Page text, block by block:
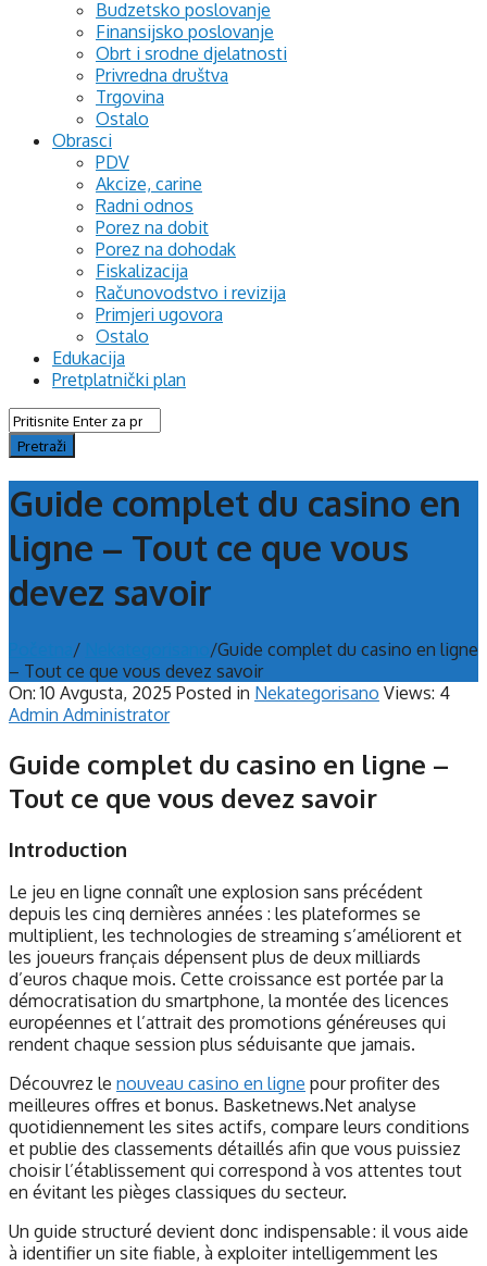
Budzetsko poslovanje
Finansijsko poslovanje
Obrt i srodne djelatnosti
Privredna društva
Trgovina
Ostalo
Obrasci
PDV
Akcize, carine
Radni odnos
Porez na dobit
Porez na dohodak
Fiskalizacija
Računovodstvo i revizija
Primjeri ugovora
Ostalo
Edukacija
Pretplatnički plan
Guide complet du casino en
ligne – Tout ce que vous
devez savoir
/ /Guide complet du casino en ligne
– Tout ce que vous devez savoir
On: 10 Avgusta, 2025 Posted in Nekategorisano Views: 4
Admin Administrator
Guide complet du casino en ligne –
Tout ce que vous devez savoir
Introduction
Le jeu en ligne connaît une explosion sans précédent
depuis les cinq dernières années : les plateformes se
multiplient, les technologies de streaming s’améliorent et
les joueurs français dépensent plus de deux milliards
d’euros chaque mois. Cette croissance est portée par la
démocratisation du smartphone, la montée des licences
européennes et l’attrait des promotions généreuses qui
rendent chaque session plus séduisante que jamais.
Découvrez le nouveau casino en ligne pour profiter des
meilleures offres et bonus. Basketnews.Net analyse
quotidiennement les sites actifs, compare leurs conditions
et publie des classements détaillés afin que vous puissiez
choisir l’établissement qui correspond à vos attentes tout
en évitant les pièges classiques du secteur.
Un guide structuré devient donc indispensable : il vous aide
à identifier un site fiable, à exploiter intelligemment les